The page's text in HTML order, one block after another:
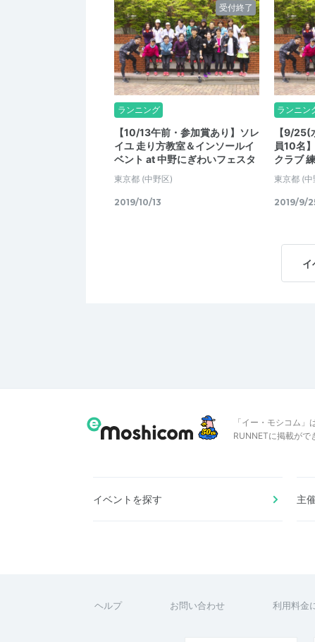
受付終了
ランニング
【10/13午前・参加賞あり】ソレ
イユ 走り方教室＆インソールイ
ベント at 中野にぎわいフェスタ
東京都 (中野区)
2019/10/13
ランニン
【9/25(
員10名
クラブ
東京都 (中
2019/9/
イ
「イー・モシコム
RUNNETに掲載がで
イベントを探す 主
ヘルプ お問い合わせ 利用料金